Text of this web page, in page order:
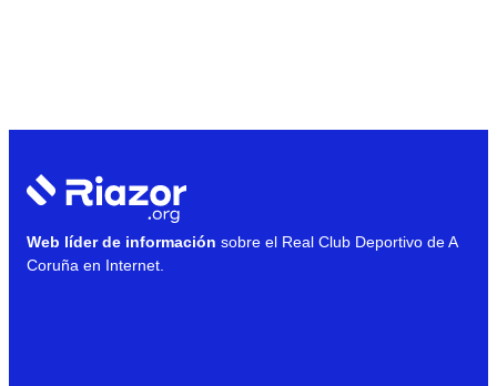
Web líder de información sobre el Real Club Deportivo de A
Coruña en Internet.